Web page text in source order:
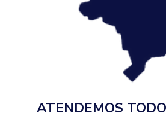
ATENDEMOS